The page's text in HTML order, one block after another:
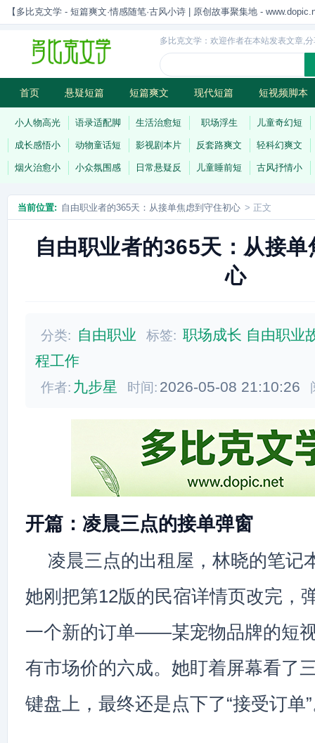
【多比克文学 - 短篇爽文·情感随笔·古风小诗 | 原创故事聚集地 -
多比克文学：欢迎作者在本站发表文章,
首页 悬疑短篇 短篇爽文 现代短篇 短视频脚本
古风小诗 科幻短篇 现代小诗 连载
小人物高光 语录适配脚 生活治愈短 职场浮生 儿童奇幻短
成长感悟小 动物童话短 影视剧本片 反套路爽文 轻科幻爽文
烟火治愈小 小众氛围感 日常悬疑反 儿童睡前短 古风抒情小
当前位置: 自由职业者的365天：从接单焦虑到守住初心 > 正文
自由职业者的365天：从接
心
分类: 自由职业 标签: 职场成长 自由职业
程工作
作者: 九步星 时间: 2026-05-08 21:10:26
开篇：凌晨三点的接单弹窗
凌晨三点的出租屋，林晓的笔记
她刚把第12版的民宿详情页改完，
一个新的订单——某宠物品牌的短
有市场价的六成。她盯着屏幕看了
键盘上，最终还是点下了“接受订单